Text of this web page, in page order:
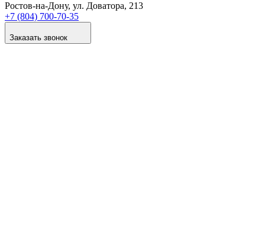
Ростов-на-Дону, ул. Доватора, 213
+7 (804) 700-70-35
Заказать звонок